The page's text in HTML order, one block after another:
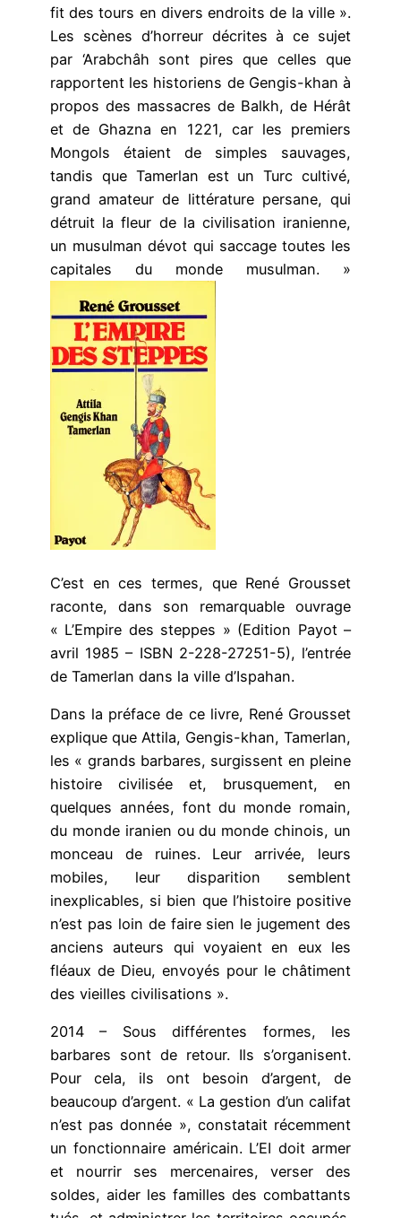
fit des tours en divers endroits de la ville ».
Les scènes d’horreur décrites à ce sujet
par ‘Arabchâh sont pires que celles que
rapportent les historiens de Gengis-khan à
propos des massacres de Balkh, de Hérât
et de Ghazna en 1221, car les premiers
Mongols étaient de simples sauvages,
tandis que Tamerlan est un Turc cultivé,
grand amateur de littérature persane, qui
détruit la fleur de la civilisation iranienne,
un musulman dévot qui saccage toutes les
capitales du monde musulman. »
C’est en ces termes, que René Grousset
raconte, dans son remarquable ouvrage
« L’Empire des steppes » (Edition Payot –
avril 1985 – ISBN 2-228-27251-5), l’entrée
de Tamerlan dans la ville d’Ispahan.
Dans la préface de ce livre, René Grousset
explique que Attila, Gengis-khan, Tamerlan,
les « grands barbares, surgissent en pleine
histoire civilisée et, brusquement, en
quelques années, font du monde romain,
du monde iranien ou du monde chinois, un
monceau de ruines. Leur arrivée, leurs
mobiles, leur disparition semblent
inexplicables, si bien que l’histoire positive
n’est pas loin de faire sien le jugement des
anciens auteurs qui voyaient en eux les
fléaux de Dieu, envoyés pour le châtiment
des vieilles civilisations ».
2014 – Sous différentes formes, les
barbares sont de retour. Ils s’organisent.
Pour cela, ils ont besoin d’argent, de
beaucoup d’argent. « La gestion d’un califat
n’est pas donnée », constatait récemment
un fonctionnaire américain. L’EI doit armer
et nourrir ses mercenaires, verser des
soldes, aider les familles des combattants